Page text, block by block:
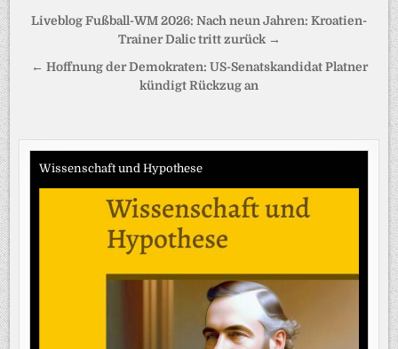
Beitragsnavigation
Liveblog Fußball-WM 2026: Nach neun Jahren: Kroatien-
Trainer Dalic tritt zurück →
← Hoffnung der Demokraten: US-Senatskandidat Platner
kündigt Rückzug an
Wissenschaft und Hypothese